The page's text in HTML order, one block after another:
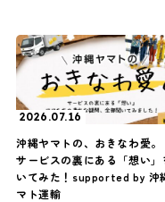
2026.07.16
沖縄ヤマトの、おきなわ愛。
サービスの裏にある「想い」
いてみた！supported by 沖
マト運輸